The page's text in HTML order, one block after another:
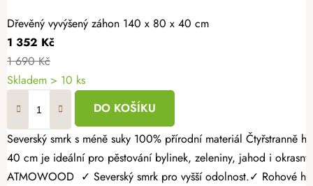
Dřevěný vyvýšený záhon 140 x 80 x 40 cm
1 352 Kč
1 690 Kč
Skladem > 10 ks
DO KOŠÍKU
Severský smrk s méně suky 100% přírodní materiál Čtyřstranně hoblovaný masiv Vytvořte si vlastní zeleninovou zahrádku rychle a bez složitých úprav terénu. Dřevěný vyvýšený záhon o rozměrech 140 × 80 ×
40 cm je ideální pro pěstování bylinek, zeleniny, jahod i
ATMOWOOD ✓ Severský smrk pro vyšší odolnost.✓ Rohové